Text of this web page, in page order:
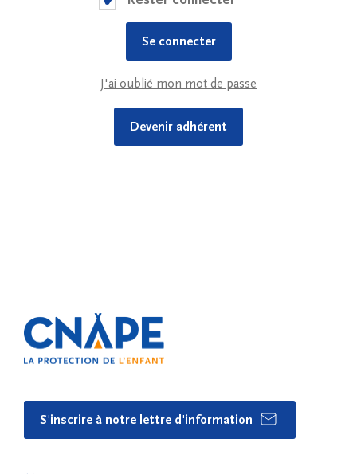
J'ai oublié mon mot de passe
Devenir adhérent
S'inscrire à notre lettre d'information